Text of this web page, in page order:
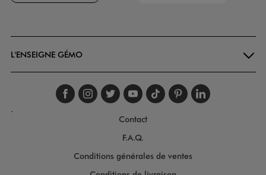
L'ENSEIGNE GÉMO
Suivez-nous sur
Suivez-nous sur
Suivez-nous sur
Suivez-nous
Suivez-nous
Suivez-
.
Contact
F.A.Q.
Conditions générales de ventes